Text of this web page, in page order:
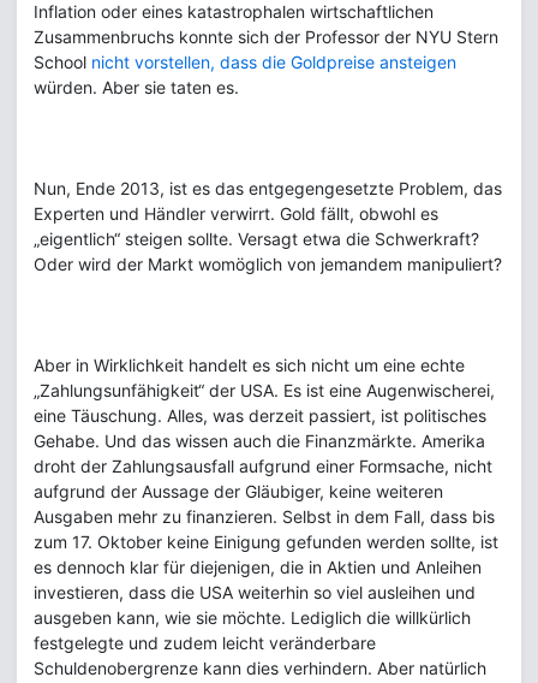
Inflation oder eines katastrophalen wirtschaftlichen
Zusammenbruchs konnte sich der Professor der NYU Stern
School nicht vorstellen, dass die Goldpreise ansteigen
würden. Aber sie taten es.
Nun, Ende 2013, ist es das entgegengesetzte Problem, das
Experten und Händler verwirrt. Gold fällt, obwohl es
„eigentlich“ steigen sollte. Versagt etwa die Schwerkraft?
Oder wird der Markt womöglich von jemandem manipuliert?
Aber in Wirklichkeit handelt es sich nicht um eine echte
„Zahlungsunfähigkeit“ der USA. Es ist eine Augenwischerei,
eine Täuschung. Alles, was derzeit passiert, ist politisches
Gehabe. Und das wissen auch die Finanzmärkte. Amerika
droht der Zahlungsausfall aufgrund einer Formsache, nicht
aufgrund der Aussage der Gläubiger, keine weiteren
Ausgaben mehr zu finanzieren. Selbst in dem Fall, dass bis
zum 17. Oktober keine Einigung gefunden werden sollte, ist
es dennoch klar für diejenigen, die in Aktien und Anleihen
investieren, dass die USA weiterhin so viel ausleihen und
ausgeben kann, wie sie möchte. Lediglich die willkürlich
festgelegte und zudem leicht veränderbare
Schuldenobergrenze kann dies verhindern. Aber natürlich